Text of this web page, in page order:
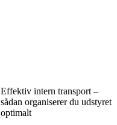
Effektiv intern transport –
sådan organiserer du udstyret
optimalt